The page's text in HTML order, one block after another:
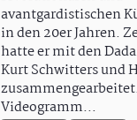
avantgardistischen
in den 20er Jahren.
hatte er mit den
Kurt Schwitters und
Videogramm…